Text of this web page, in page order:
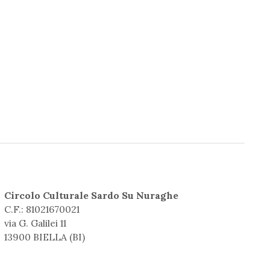
Circolo Culturale Sardo Su Nuraghe
C.F.: 81021670021
via G. Galilei 11
13900 BIELLA (BI)